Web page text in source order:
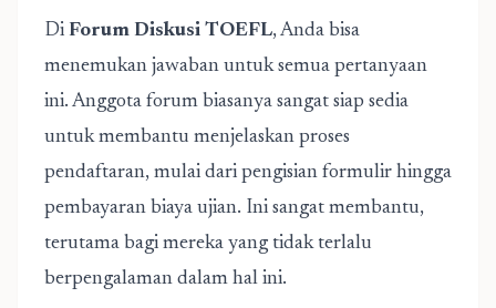
Di Forum Diskusi TOEFL, Anda bisa
menemukan jawaban untuk semua pertanyaan
ini. Anggota forum biasanya sangat siap sedia
untuk membantu menjelaskan proses
pendaftaran, mulai dari pengisian formulir hingga
pembayaran biaya ujian. Ini sangat membantu,
terutama bagi mereka yang tidak terlalu
berpengalaman dalam hal ini.